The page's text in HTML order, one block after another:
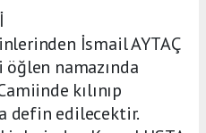
İsmail AYTAÇ
namazında
kılınıp
defin edilecektir.